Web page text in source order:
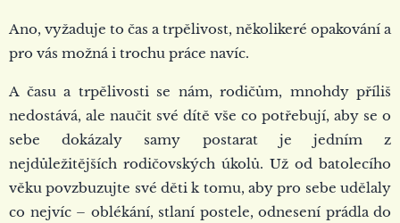
Ano, vyžaduje to čas a trpělivost, několikeré opakování a
pro vás možná i trochu práce navíc.
A času a trpělivosti se nám, rodičům, mnohdy příliš
nedostává, ale naučit své dítě vše co potřebují, aby se o
sebe dokázaly samy postarat je jedním z
nejdůležitějších rodičovských úkolů. Už od batolecího
věku povzbuzujte své děti k tomu, aby pro sebe udělaly
co nejvíc – oblékání, stlaní postele, odnesení prádla do